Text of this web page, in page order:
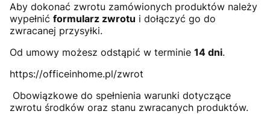
Aby dokonać zwrotu zamówionych produktów należy
wypełnić formularz zwrotu i dołączyć go do
zwracanej przysyłki.
Od umowy możesz odstąpić w terminie 14 dni.
https://officeinhome.pl/zwrot
Obowiązkowe do spełnienia warunki dotyczące
zwrotu środków oraz stanu zwracanych produktów.